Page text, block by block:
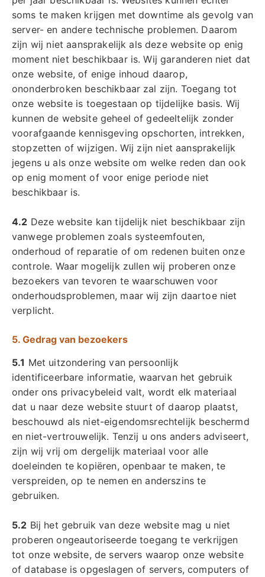
soms te maken krijgen met downtime als gevolg van
server- en andere technische problemen. Daarom
zijn wij niet aansprakelijk als deze website op enig
moment niet beschikbaar is. Wij garanderen niet dat
onze website, of enige inhoud daarop,
ononderbroken beschikbaar zal zijn. Toegang tot
onze website is toegestaan op tijdelijke basis. Wij
kunnen de website geheel of gedeeltelijk zonder
voorafgaande kennisgeving opschorten, intrekken,
stopzetten of wijzigen. Wij zijn niet aansprakelijk
jegens u als onze website om welke reden dan ook
op enig moment of voor enige periode niet
beschikbaar is.
4.2 Deze website kan tijdelijk niet beschikbaar zijn
vanwege problemen zoals systeemfouten,
onderhoud of reparatie of om redenen buiten onze
controle. Waar mogelijk zullen wij proberen onze
bezoekers van tevoren te waarschuwen voor
onderhoudsproblemen, maar wij zijn daartoe niet
verplicht.
5. Gedrag van bezoekers
5.1 Met uitzondering van persoonlijk
identificeerbare informatie, waarvan het gebruik
onder ons privacybeleid valt, wordt elk materiaal
dat u naar deze website stuurt of daarop plaatst,
beschouwd als niet-eigendomsrechtelijk beschermd
en niet-vertrouwelijk. Tenzij u ons anders adviseert,
zijn wij vrij om dergelijk materiaal voor alle
doeleinden te kopiëren, openbaar te maken, te
verspreiden, op te nemen en anderszins te
gebruiken.
5.2 Bij het gebruik van deze website mag u niet
proberen ongeautoriseerde toegang te verkrijgen
tot onze website, de servers waarop onze website
of database is opgeslagen of servers, computers of